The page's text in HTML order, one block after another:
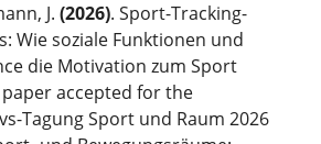
J. (2026). Sport-Tracking-
Wie soziale Funktionen und
die Motivation zum Sport
accepted for the
Tagung Sport und Raum 2026